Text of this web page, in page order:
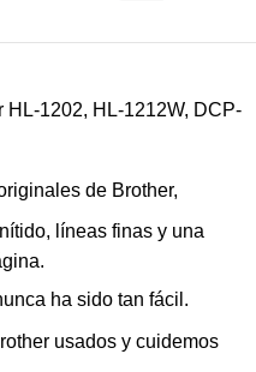
1202, HL-1212W, DCP-
de Brother,
líneas finas y una
ha sido tan fácil.
usados y cuidemos